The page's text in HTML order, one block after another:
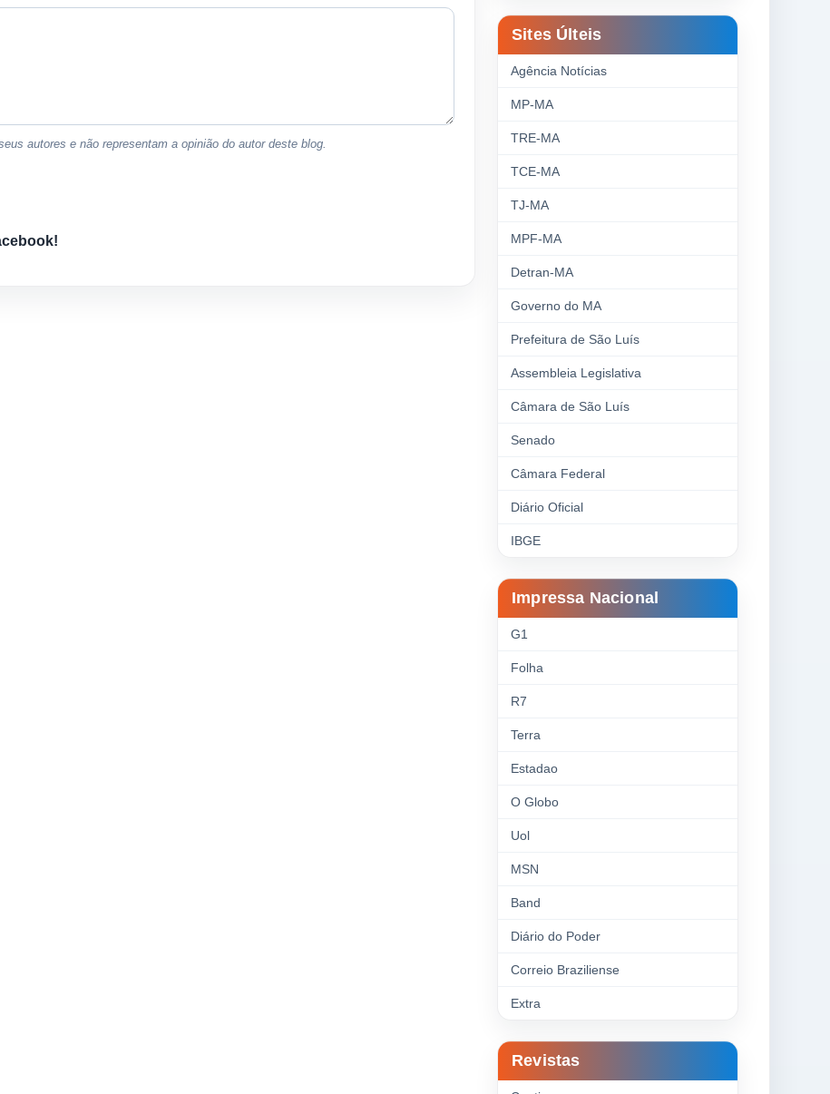
autores e não representam a opinião do autor deste blog.
Sites Últeis
Agência Notícias
MP-MA
TRE-MA
TCE-MA
TJ-MA
MPF-MA
Detran-MA
Governo do MA
Prefeitura de São Luís
Assembleia Legislativa
Câmara de São Luís
Senado
Câmara Federal
Diário Oficial
IBGE
Impressa Nacional
G1
Folha
R7
Terra
Estadao
O Globo
Uol
MSN
Band
Diário do Poder
Correio Braziliense
Extra
Revistas